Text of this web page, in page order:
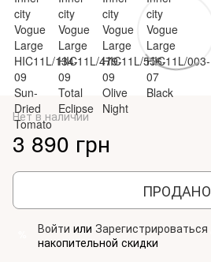
Нет в наличии
3 890 грн
ПРОДАНО
Войти или Зарегистрироваться
накопительной скидки